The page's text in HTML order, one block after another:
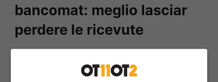
bancomat: meglio lasciar
perdere le ricevute
PIN. Oggi le telecamere possono essere